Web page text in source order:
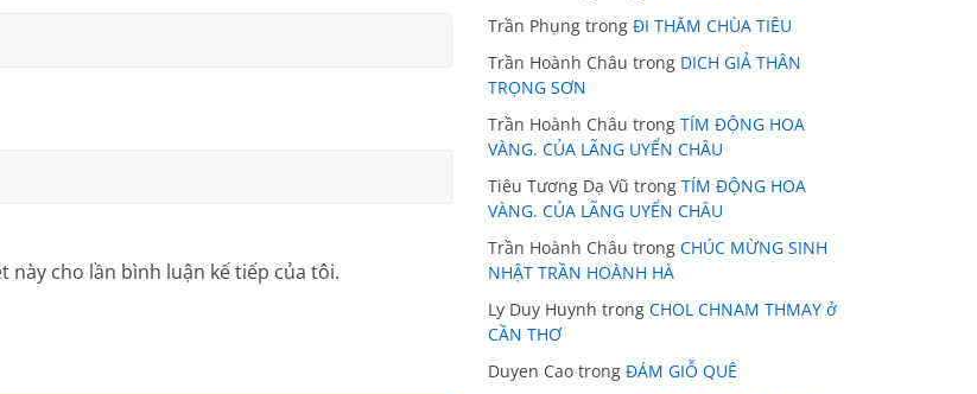
cho lần bình luận kế tiếp của tôi.
Trần Phụng trong ĐI THĂM CHÙA TIÊU
Trần Hoành Châu trong DICH GIẢ THÂN
TRỌNG SƠN
Trần Hoành Châu trong TÍM ĐỘNG HOA
VÀNG. CỦA LÃNG UYỂN CHÂU
Tiêu Tương Dạ Vũ trong TÍM ĐỘNG HOA
VÀNG. CỦA LÃNG UYỂN CHÂU
Trần Hoành Châu trong CHÚC MỪNG SINH
NHẬT TRẦN HOÀNH HÀ
Ly Duy Huynh trong CHOL CHNAM THMAY ở
CẦN THƠ
Duyen Cao trong ĐÁM GIỖ QUÊ